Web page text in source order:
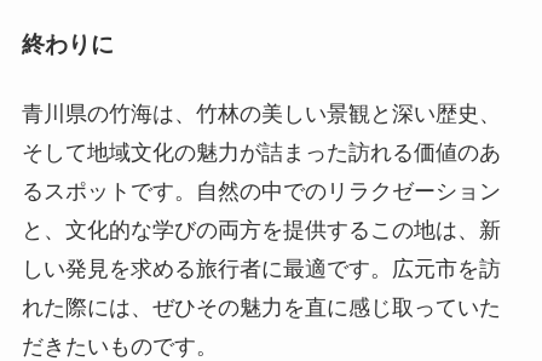
終わりに
青川県の竹海は、竹林の美しい景観と深い歴史、
そして地域文化の魅力が詰まった訪れる価値のあ
るスポットです。自然の中でのリラクゼーション
と、文化的な学びの両方を提供するこの地は、新
しい発見を求める旅行者に最適です。広元市を訪
れた際には、ぜひその魅力を直に感じ取っていた
だきたいものです。